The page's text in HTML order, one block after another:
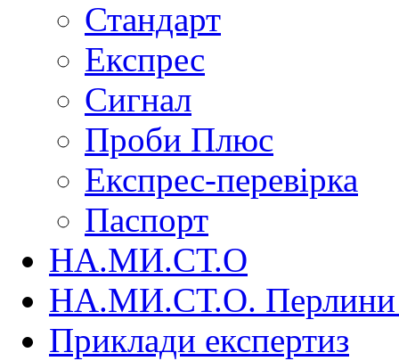
Стандарт
Експрес
Сигнал
Проби Плюс
Експрес-перевірка
Паспорт
НА.МИ.СТ.О
НА.МИ.СТ.О. Перлини
Приклади експертиз